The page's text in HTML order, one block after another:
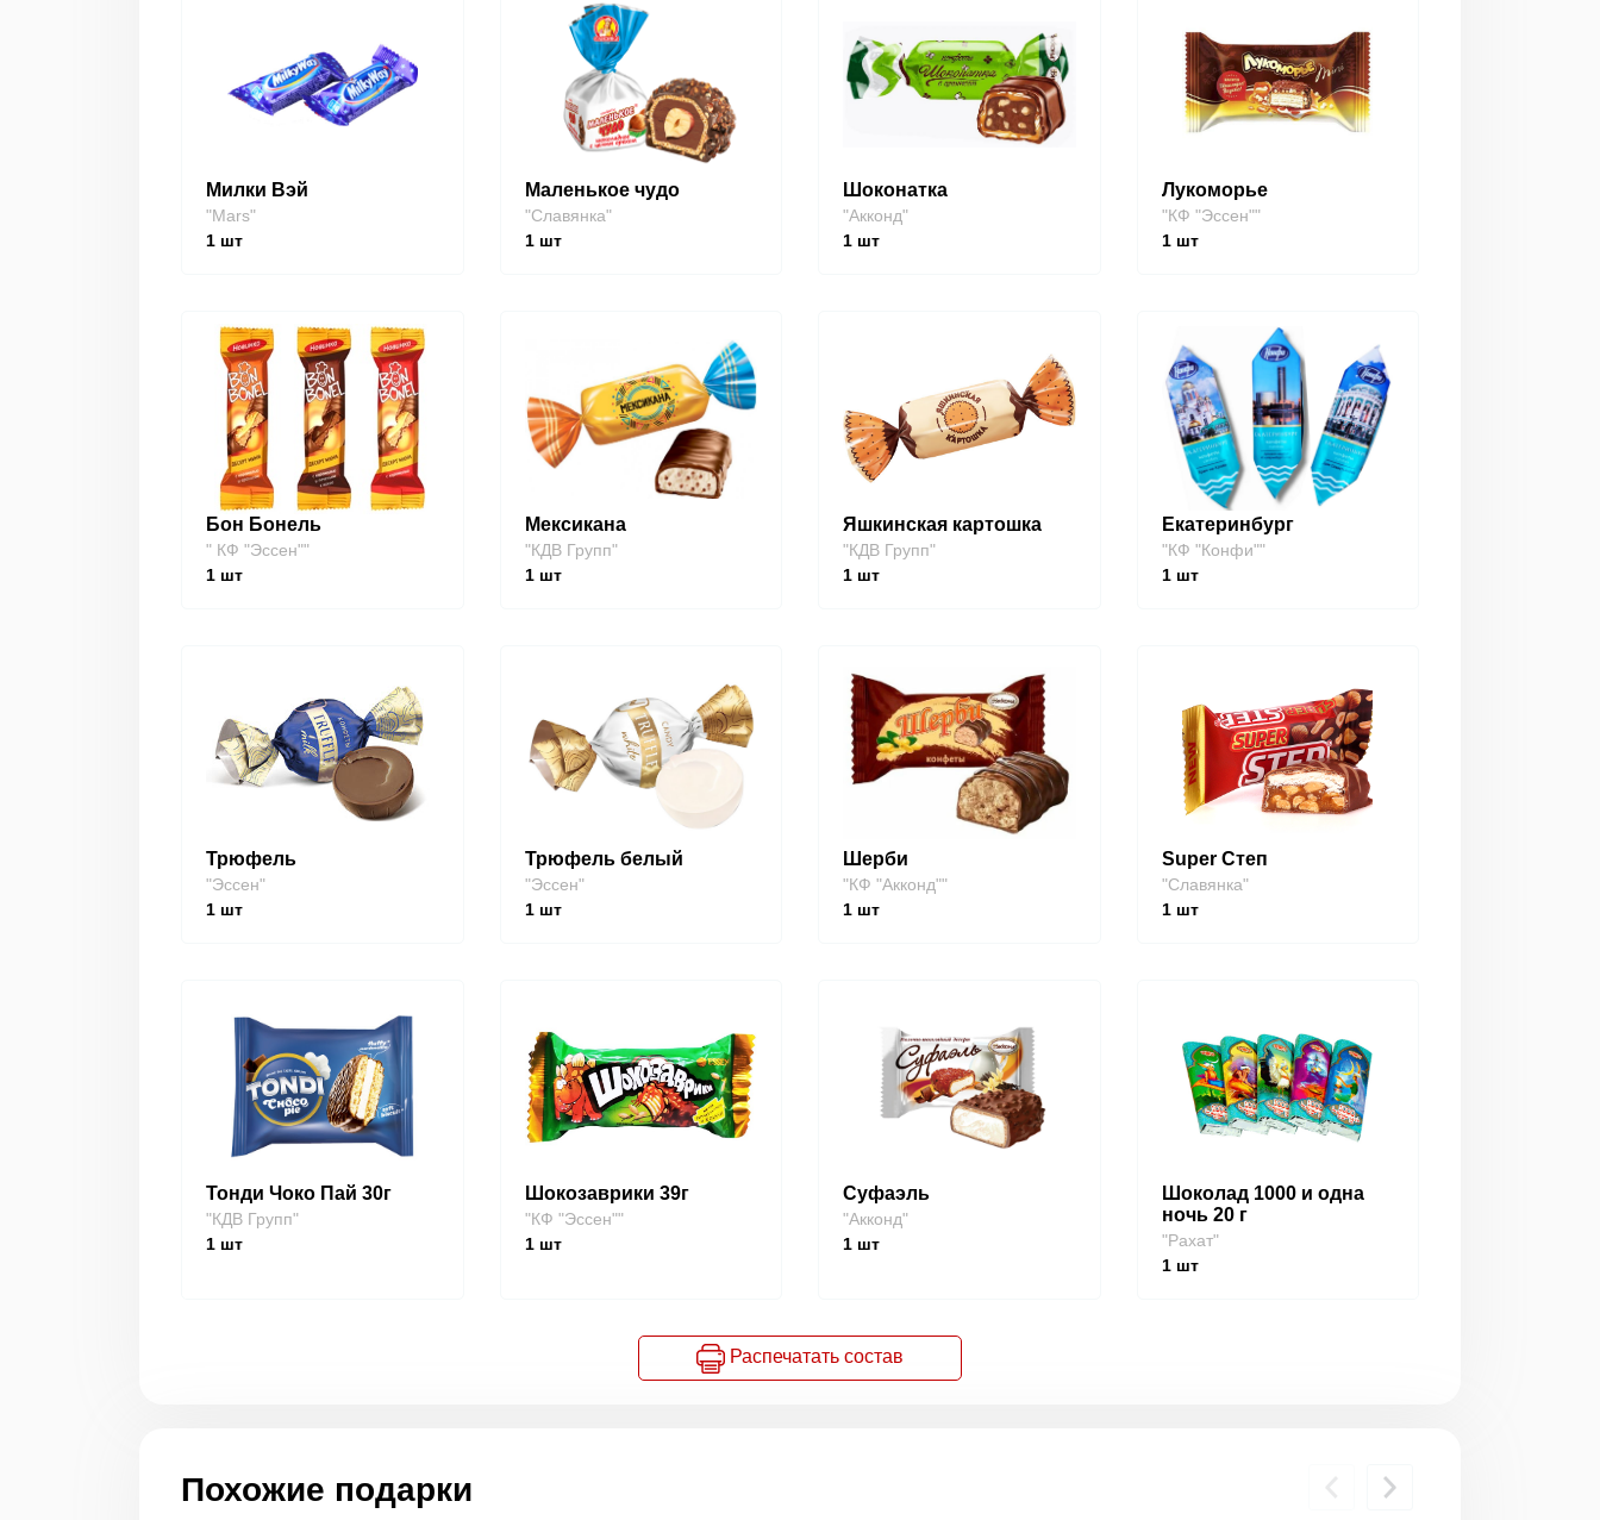
Милки Вэй
"Mars"
1 шт
Маленькое чудо
"Славянка"
1шт
Шоконатка
"Акконд"
1 шт
Лукоморье
"КФ "Эссен""
1шт
Бон Бонель
" КФ "Эссен""
1 шт
Мексикана
"КДВ Групп"
1шт
Яшкинская картошка
"КДВ Групп"
1 шт
Екатеринбург
"КФ "Конфи""
1шт
Трюфель
"Эссен"
1 шт
Трюфель белый
"Эссен"
1шт
Шерби
"КФ "Акконд""
1 шт
Super Степ
"Славянка"
1шт
Тонди Чоко Пай 30г
"КДВ Групп"
1 шт
Шокозаврики 39г
"КФ "Эссен""
1шт
Суфаэль
"Акконд"
1 шт
Шоколад 1000 и одна
ночь 20 г
"Рахат"
1шт
Распечатать состав
Похожие подарки